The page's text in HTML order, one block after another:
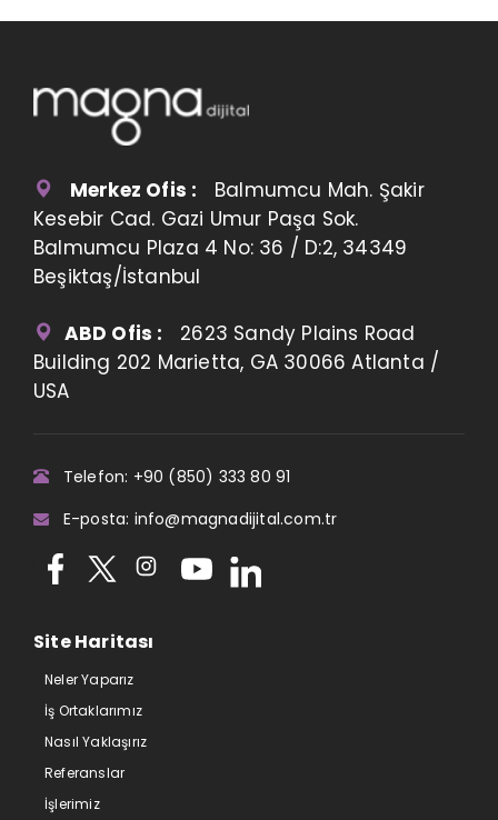
Merkez Ofis : Balmumcu Mah. Şakir
Kesebir Cad. Gazi Umur Paşa Sok.
Balmumcu Plaza 4 No: 36 / D:2, 34349
Beşiktaş/İstanbul
ABD Ofis : 2623 Sandy Plains Road
Building 202 Marietta, GA 30066 Atlanta /
USA
Telefon: +90 (850) 333 80 91
E-posta: info@magnadijital.com.tr
Site Haritası
Neler Yaparız
İş Ortaklarımız
Nasıl Yaklaşırız
Referanslar
İşlerimiz